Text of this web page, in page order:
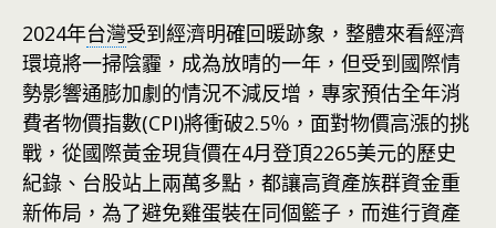
2024年台灣受到經濟明確回暖跡象，整體來看經濟
環境將一掃陰霾，成為放晴的一年，但受到國際情
勢影響通膨加劇的情況不減反增，專家預估全年消
費者物價指數(CPI)將衝破2.5％，面對物價高漲的挑
戰，從國際黃金現貨價在4月登頂2265美元的歷史
紀錄、台股站上兩萬多點，都讓高資產族群資金重
新佈局，為了避免雞蛋裝在同個籃子，而進行資產